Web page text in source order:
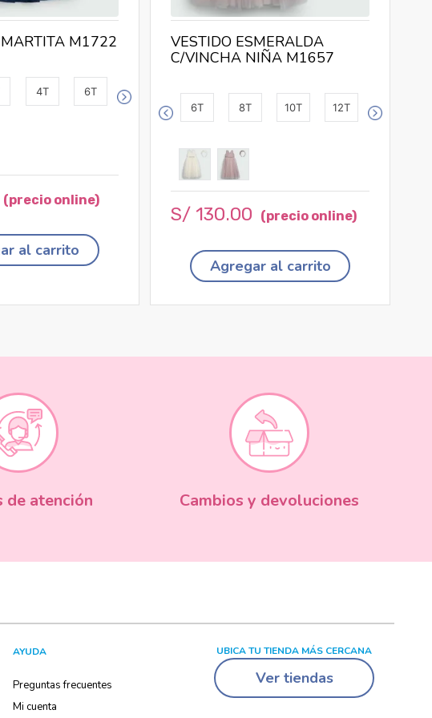
4T 6T
M1722
al carrito
6T 8T 10T 12T
VESTIDO ESMERALDA
C/VINCHA NIÑA M1657
S/ 130.00
Agregar al carrito
de atención Cambios y devoluciones
AYUDA
Preguntas frecuentes
Mi cuenta
UBICA TU TIENDA MÁS CERCANA
Ver tiendas